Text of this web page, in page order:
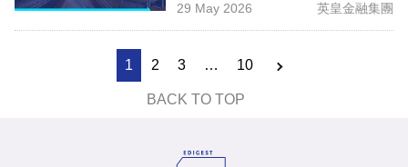
29 May 2026 英皇金融集團
1 2 3 … 10
BACK TO TOP